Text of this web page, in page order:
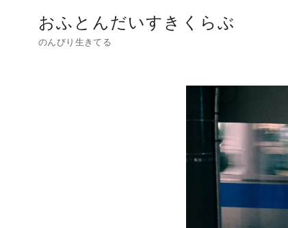
おふとんだいすきくらぶ
のんびり生きてる